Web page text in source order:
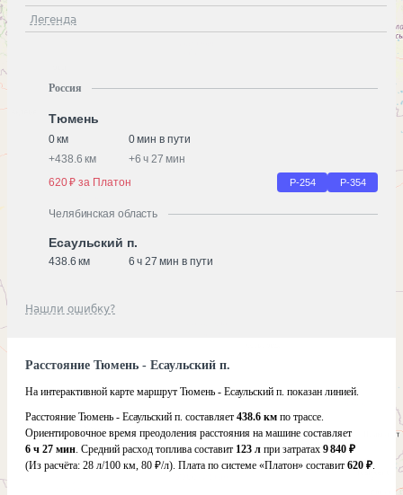
Легенда
Россия
Тюмень
0 км
0 мин в пути
+438.6 км +6 ч 27 мин
620 ₽ за Платон
Р-254 Р-354
Челябинская область
Есаульский п.
438.6 км 6 ч 27 мин в пути
Нашли ошибку?
Расстояние Тюмень - Есаульский п.
На интерактивной карте маршрут Тюмень - Есаульский п. показан линией.
Расстояние Тюмень - Есаульский п. составляет 438.6 км по трассе.
Ориентировочное время преодоления расстояния на машине составляет
6 ч 27 мин. Средний расход топлива составит 123 л при затратах 9 840 ₽
(Из расчёта: 28 л/100 км, 80 ₽/л). Плата по системе «Платон» составит 620 ₽.